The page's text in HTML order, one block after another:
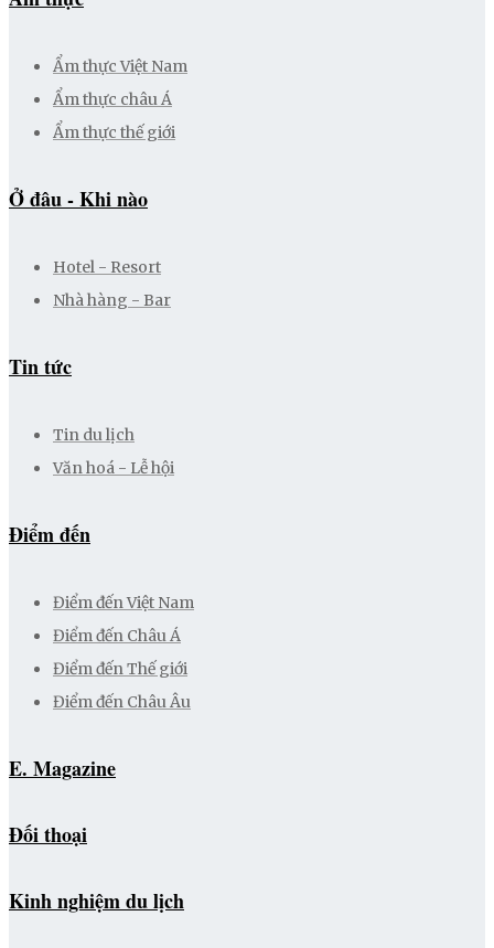
Ẩm thực Việt Nam
Ẩm thực châu Á
Ẩm thực thế giới
Ở đâu - Khi nào
Hotel - Resort
Nhà hàng - Bar
Tin tức
Tin du lịch
Văn hoá - Lễ hội
Điểm đến
Điểm đến Việt Nam
Điểm đến Châu Á
Điểm đến Thế giới
Điểm đến Châu Âu
E. Magazine
Đối thoại
Kinh nghiệm du lịch